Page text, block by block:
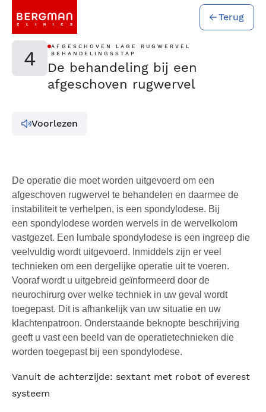
Terug
4
AFGESCHOVEN LAGE RUGWERVEL
BEHANDELINGSSTAP
De behandeling bij een
afgeschoven rugwervel
Voorlezen
De operatie die moet worden uitgevoerd om een
afgeschoven rugwervel te behandelen en daarmee de
instabiliteit te verhelpen, is een spondylodese. Bij
een spondylodese worden wervels in de wervelkolom
vastgezet. Een lumbale spondylodese is een ingreep die
veelvuldig wordt uitgevoerd. Inmiddels zijn er veel
technieken om een dergelijke operatie uit te voeren.
Vooraf wordt u uitgebreid geïnformeerd door de
neurochirurg over welke techniek in uw geval wordt
toegepast. Dit is afhankelijk van uw situatie en uw
klachtenpatroon. Onderstaande beknopte beschrijving
geeft u vast een beeld van de operatietechnieken die
worden toegepast bij een spondylodese.
Vanuit de achterzijde: sextant met robot of everest
systeem